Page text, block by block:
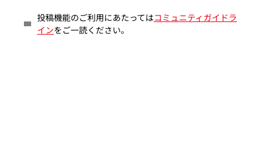
投稿機能のご利用にあたってはコミュニティガイドラ
インをご一読ください。